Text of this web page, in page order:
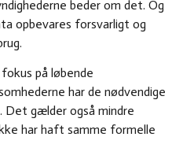
beder om det. Og
opbevares forsvarligt og
på løbende
har de nødvendige
Det gælder også mindre
har haft samme formelle